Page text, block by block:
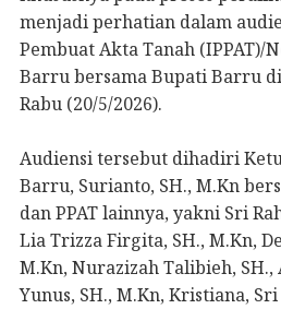
menjadi perhatian dalam
Pembuat Akta Tanah (IPPAT)/
Barru bersama Bupati Barru
Rabu (20/5/2026).
Audiensi tersebut dihadiri
Barru, Surianto, SH., M.Kn
dan PPAT lainnya, yakni Sri
Lia Trizza Firgita, SH., M.Kn,
M.Kn, Nurazizah Talibieh,
Yunus, SH., M.Kn, Kristiana,